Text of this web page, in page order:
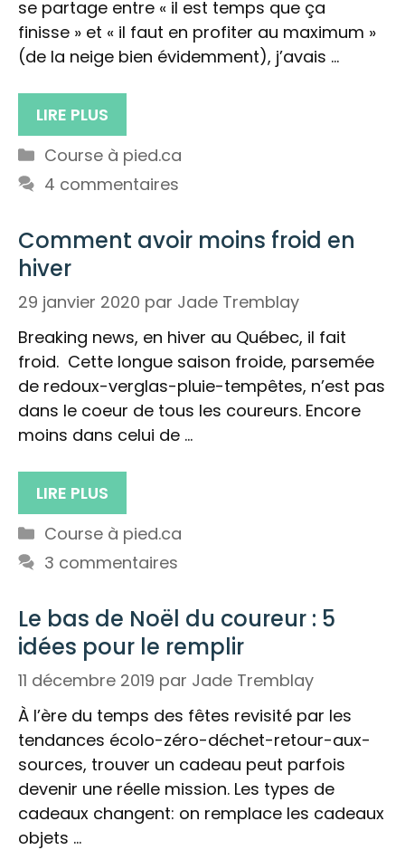
se partage entre « il est temps que ça
finisse » et « il faut en profiter au maximum »
(de la neige bien évidemment), j’avais …
LIRE PLUS
Catégories
Course à pied.ca
4 commentaires
Comment avoir moins froid en
hiver
29 janvier 2020 par Jade Tremblay
Breaking news, en hiver au Québec, il fait
froid. Cette longue saison froide, parsemée
de redoux-verglas-pluie-tempêtes, n’est pas
dans le coeur de tous les coureurs. Encore
moins dans celui de …
LIRE PLUS
Catégories
Course à pied.ca
3 commentaires
Le bas de Noël du coureur : 5
idées pour le remplir
11 décembre 2019 par Jade Tremblay
À l’ère du temps des fêtes revisité par les
tendances écolo-zéro-déchet-retour-aux-
sources, trouver un cadeau peut parfois
devenir une réelle mission. Les types de
cadeaux changent: on remplace les cadeaux
objets …